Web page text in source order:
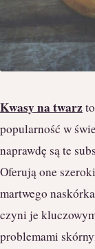
Kwasy na twarz
popularność w
naprawdę są te
Oferują one
martwego
czyni je
problemami